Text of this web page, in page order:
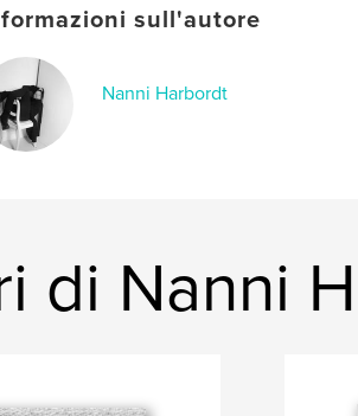
sull'autore
Nanni Harbordt
di Nanni